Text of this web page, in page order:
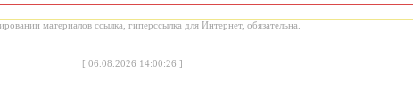
материалов ссылка, гиперссылка для Интернет, обязательна.
[ 06.08.2026 14:00:26 ]